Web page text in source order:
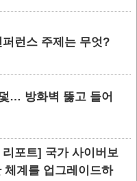
런스 주제는 무엇?
… 방화벽 뚫고 들어
리포트] 국가 사이버보
체계를 업그레이드하